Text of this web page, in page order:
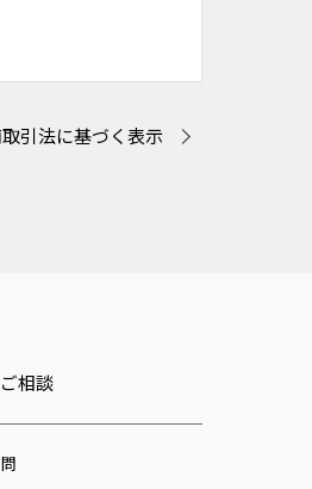
引法に基づく表示
相談